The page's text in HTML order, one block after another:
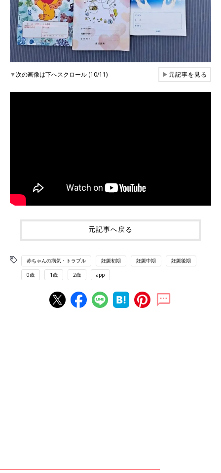
▼次の画像は下へスクロール (10/11) ▶元記事を見る
元記事へ戻る
赤ちゃんの病気・トラブル 妊娠初期 妊娠中期 妊娠後期
0歳 1歳 2歳 app